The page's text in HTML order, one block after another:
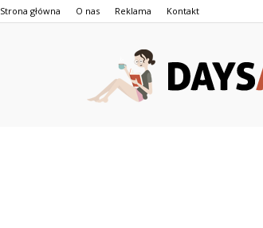
Strona główna O nas Reklama Kontakt